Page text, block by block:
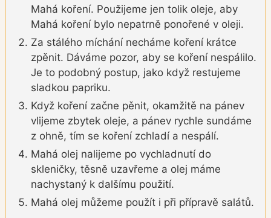
Mahá koření. Použijeme jen tolik oleje, aby
Mahá koření bylo nepatrně ponořené v oleji.
Za stálého míchání necháme koření krátce
zpěnit. Dáváme pozor, aby se koření nespálilo.
Je to podobný postup, jako když restujeme
sladkou papriku.
Když koření začne pěnit, okamžitě na pánev
vlijeme zbytek oleje, a pánev rychle sundáme
z ohně, tím se koření zchladí a nespálí.
Mahá olej nalijeme po vychladnutí do
skleničky, těsně uzavřeme a olej máme
nachystaný k dalšímu použití.
Mahá olej můžeme použít i při přípravě salátů.